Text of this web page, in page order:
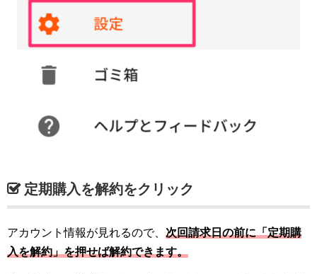
定期購入を解約をクリック
アカウント情報が見れるので、 次回請求日の前に「定期購
入を解約」を押せば解約できます。